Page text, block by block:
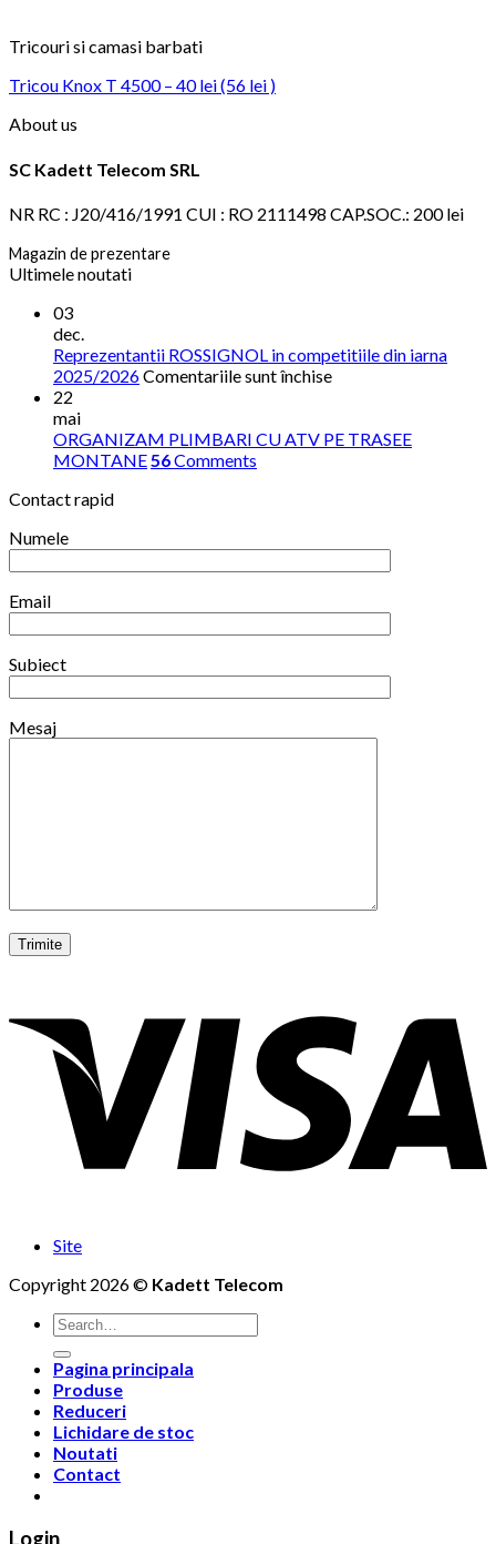
Tricouri si camasi barbati
Tricou Knox T 4500 – 40 lei (56 lei )
About us
SC Kadett Telecom SRL
NR RC : J20/416/1991 CUI : RO 2111498 CAP.SOC.: 200 lei
Magazin de prezentare
Ultimele noutati
03
dec.
Reprezentantii ROSSIGNOL in competitiile din iarna
2025/2026Comentariile sunt închisepentru
in
22
mai
ORGANIZAM PLIMBARI CU ATV PE TRASEE
MONTANE56Comments
Contact rapid
Numele
Email
Subiect
Mesaj
Site
Copyright 2026 © Kadett Telecom
Search
for:
Pagina principala
Produse
Reduceri
Lichidare de stoc
Noutati
Contact
Login